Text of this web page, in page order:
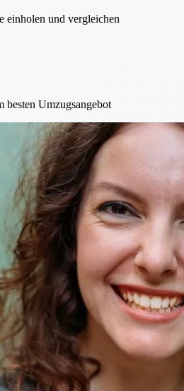
einholen und vergleichen
besten Umzugsangebot